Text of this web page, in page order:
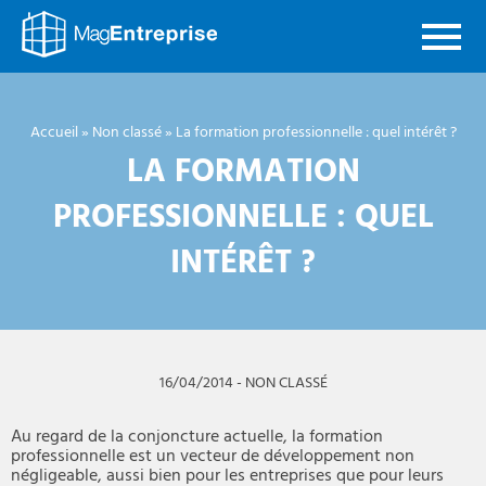
Mag
Entreprise
Accueil» Non classé» La formation professionnelle : quel intérêt ?
LA FORMATION
PROFESSIONNELLE : QUEL
INTÉRÊT ?
16/04/2014- NON CLASSÉ
Au regard de la conjoncture actuelle, la formation
professionnelle est un vecteur de développement non
négligeable, aussi bien pour les entreprises que pour leurs